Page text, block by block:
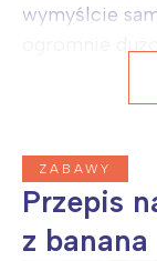
wymyślcie
ZABAWY
Przepis
z banana